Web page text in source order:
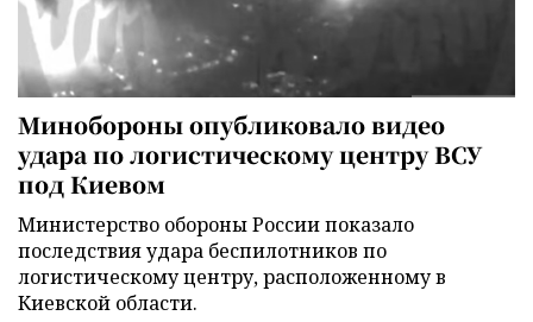
Минобороны опубликовало видео
удара по логистическому центру ВСУ
под Киевом
Министерство обороны России показало
последствия удара беспилотников по
логистическому центру, расположенному в
Киевской области.